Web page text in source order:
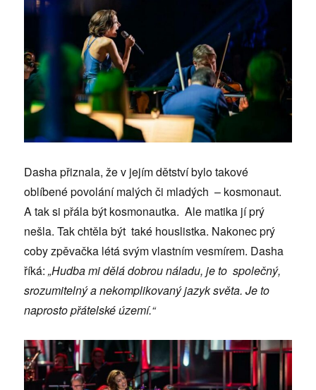
Dasha přiznala, že v jejím dětství bylo takové
oblíbené povolání malých či mladých – kosmonaut.
A tak si přála být kosmonautka. Ale matika jí prý
nešla. Tak chtěla být také houslistka. Nakonec prý
coby zpěvačka létá svým vlastním vesmírem. Dasha
říká:„Hudba mi dělá dobrou náladu, je to společný,
srozumitelný a nekomplikovaný jazyk světa. Je to
naprosto přátelské území.“